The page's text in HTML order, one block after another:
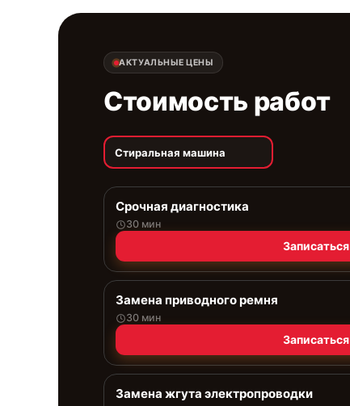
АКТУАЛЬНЫЕ ЦЕНЫ
Стоимость работ
Стиральная машина
Срочная диагностика
30 мин
Записаться
Замена приводного ремня
30 мин
Записаться
Замена жгута электропроводки